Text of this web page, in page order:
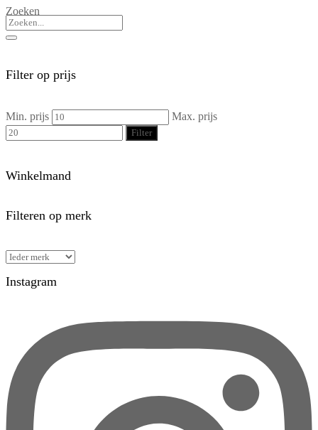
Zoeken
Filter op prijs
Min. prijs Max. prijs
Filter
Winkelmand
Filteren op merk
Instagram